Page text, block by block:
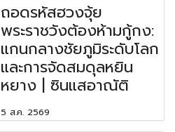
ถอดรหัสฮวงจุ้ย
พระราชวังต้องห้ามกู้กง:
แกนกลางชัยภูมิระดับโลก
และการจัดสมดุลหยิน
หยาง | ซินแสอาณัติ
5 ส.ค. 2569